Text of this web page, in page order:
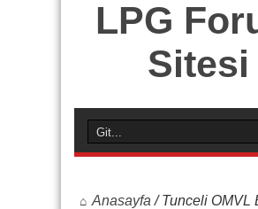
Anasayfa /Tunceli OMVL